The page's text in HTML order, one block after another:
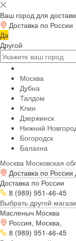
Ваш город для
Доставка по России
Да
Другой
Москва
Дубна
Талдом
Клин
Дзержинск
Нижний
Богородск
Балахна
Москва Московская
Доставка по России
Доставка по России
8 (989) 951-46-45
Выбрать другой
Масленыч Москва
Россия, Москва,
8 (989) 951-46-45